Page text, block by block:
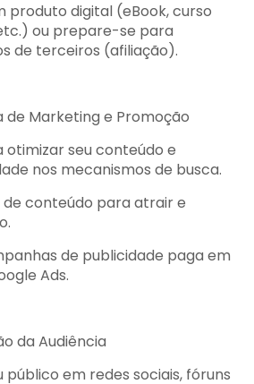
produto digital (eBook, curso
ou prepare-se para
de terceiros (afiliação).
de Marketing e Promoção
otimizar seu conteúdo e
nos mecanismos de busca.
de conteúdo para atrair e
de publicidade paga em
Ads.
da Audiência
público em redes sociais, fóruns